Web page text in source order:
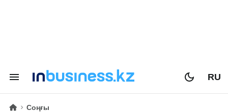
RU
Соңғы